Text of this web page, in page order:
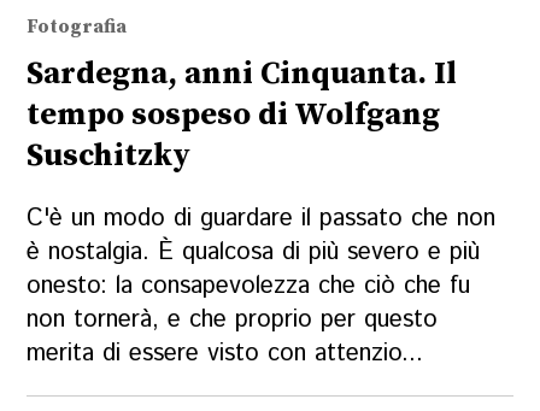
Fotografia
Sardegna, anni Cinquanta. Il
tempo sospeso di Wolfgang
Suschitzky
C'è un modo di guardare il passato che non
è nostalgia. È qualcosa di più severo e più
onesto: la consapevolezza che ciò che fu
non tornerà, e che proprio per questo
merita di essere visto con attenzio...